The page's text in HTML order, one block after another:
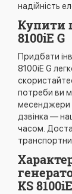
надійність
Купити
8100iE G
Придбати
8100iE G
потреби ви
месенджери
дзвінка —
часом.
KS